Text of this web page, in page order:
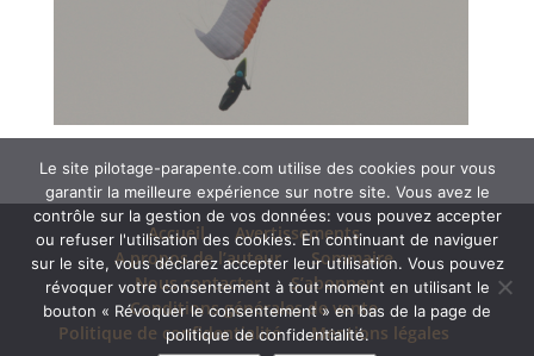
Accueil
Avertissements
A propos de l’auteur
Sommaire
Nous contacter
S’abonner
Conditions générales de vente
Politique de confidentialité
Mentions légales
Le site pilotage-parapente.com utilise des cookies pour vous
garantir la meilleure expérience sur notre site. Vous avez le
contrôle sur la gestion de vos données: vous pouvez accepter
ou refuser l'utilisation des cookies. En continuant de naviguer
sur le site, vous déclarez accepter leur utilisation. Vous pouvez
révoquer votre consentement à tout moment en utilisant le
bouton « Révoquer le consentement » en bas de la page de
politique de confidentialité.